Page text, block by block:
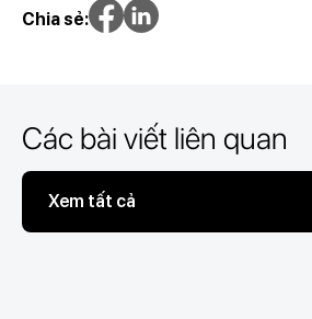
Chia sẻ:
Các bài viết liên quan
Xem tất cả